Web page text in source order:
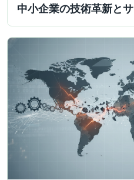
中小企業の技術革新と